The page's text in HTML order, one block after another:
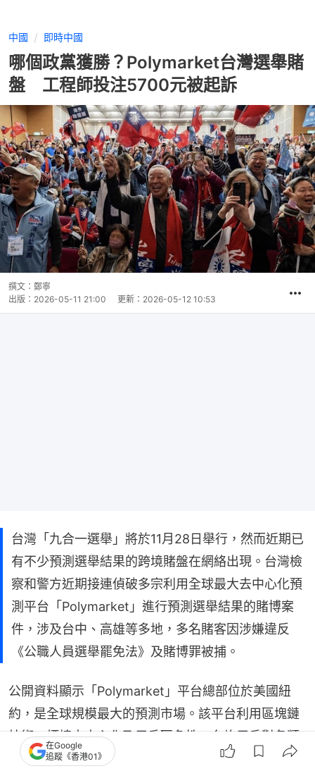
中國 即時中國
哪個政黨獲勝？Polymarket台灣選舉賭
盤 工程師投注5700元被起訴
撰文： 鄭寧
出版： 2026-05-11 21:00 更新： 2026-05-12 10:53
台灣「九合一選舉」將於11月28日舉行，然而近期已
有不少預測選舉結果的跨境賭盤在網絡出現。台灣檢
察和警方近期接連偵破多宗利用全球最大去中心化預
測平台「Polymarket」進行預測選舉結果的賭博案
件，涉及台中、高雄等多地，多名賭客因涉嫌違反
《公職人員選舉罷免法》及賭博罪被捕。
公開資料顯示「Polymarket」平台總部位於美國紐
約，是全球規模最大的預測市場。該平台利用區塊鏈
技術，標榜去中心化及用戶匿名性，允許用戶對各類
未來事件進行下注。在2024年美國大選期間，該平台
在Google
追蹤《香港01》